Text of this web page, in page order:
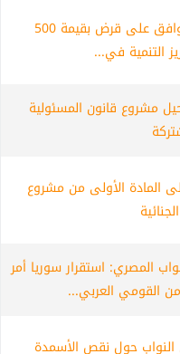
مجلس النواب يوافق على قرض بقيمة 500
التنمية في...
مشروع قانون المسئولية
المادة الأولى من مشروع
المصري: استقرار سوريا أمر
القومي العربي...
حول نقص الأسمدة